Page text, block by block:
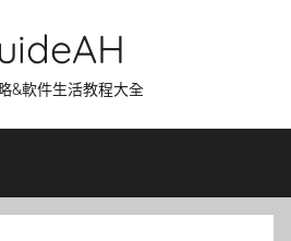
&軟件生活教程大全